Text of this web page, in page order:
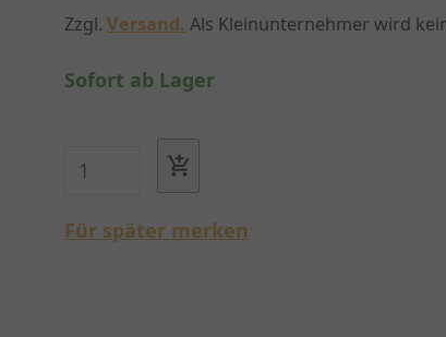
Zzgl.Versand. Als Kleinunternehmer wird
Sofort ab Lager
Für später merken